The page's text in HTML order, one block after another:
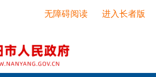
进入长者版
无障碍阅读